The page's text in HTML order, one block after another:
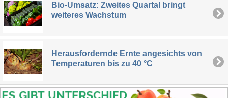
Bio-Umsatz: Zweites Quartal bringt
weiteres Wachstum
Herausfordernde Ernte angesichts von
Temperaturen bis zu 40 °C